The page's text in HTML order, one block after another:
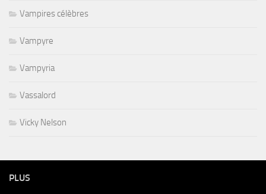
Vampires célèbres
Vampyre
Vampyria
Vassalord
Vicky Nelson
PLUS